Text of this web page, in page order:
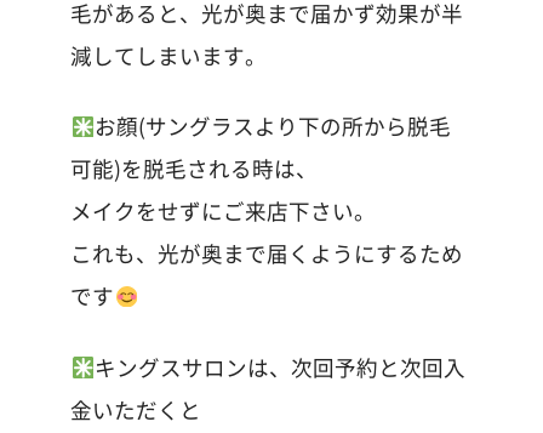
毛があると、光が奥まで届かず効果が半
減してしまいます。
お顔(サングラスより下の所から脱毛
可能)を脱毛される時は、
メイクをせずにご来店下さい。
これも、光が奥まで届くようにするため
です
キングスサロンは、次回予約と次回入
金いただくと